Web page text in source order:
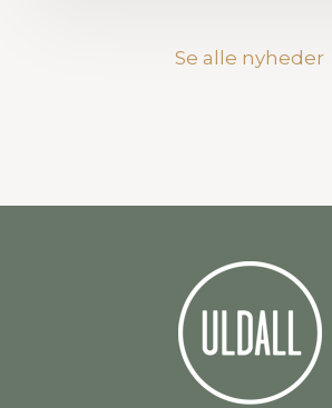
Se alle nyheder